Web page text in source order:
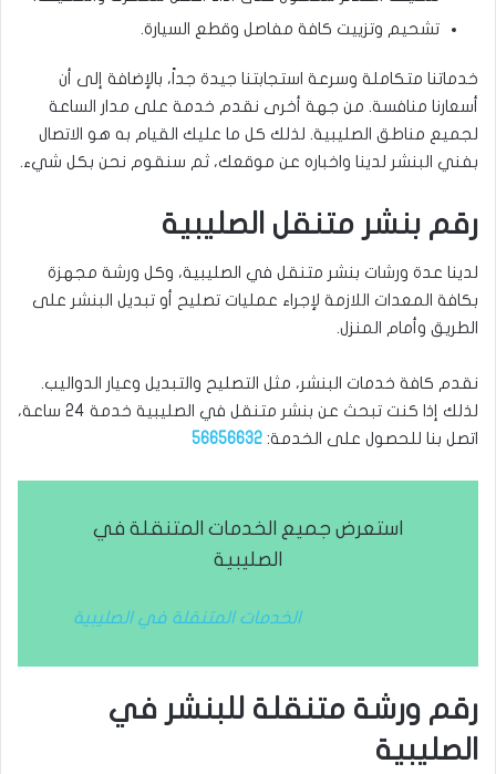
تشحيم وتزييت كافة مفاصل وقطع السيارة.
خدماتنا متكاملة وسرعة استجابتنا جيدة جداً، بالإضافة إلى أن
أسعارنا منافسة. من جهة أخرى نقدم خدمة على مدار الساعة
لجميع مناطق الصليبية. لذلك كل ما عليك القيام به هو الاتصال
بفني البنشر لدينا واخباره عن موقعك، ثم سنقوم نحن بكل شيء.
رقم بنشر متنقل الصليبية
لدينا عدة ورشات بنشر متنقل في الصليبية، وكل ورشة مجهزة
بكافة المعدات اللازمة لإجراء عمليات تصليح أو تبديل البنشر على
الطريق وأمام المنزل.
نقدم كافة خدمات البنشر، مثل التصليح والتبديل وعيار الدواليب.
لذلك إذا كنت تبحث عن بنشر متنقل في الصليبية خدمة 24 ساعة،
اتصل بنا للحصول على الخدمة: 56656632
استعرض جميع الخدمات المتنقلة في
الصليبية
الخدمات المتنقلة في الصليبية
رقم ورشة متنقلة للبنشر في
الصليبية